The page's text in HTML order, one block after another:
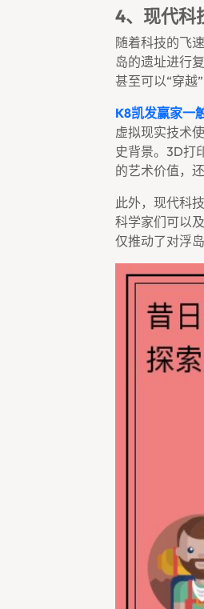
4、现代科
随着科技的飞
岛的遗址进行
甚至可以“穿越
K8凯发赢家一
虚拟现实技术
史背景。3D打
的艺术价值，
此外，现代科
科学家们可以
仅推动了对浮